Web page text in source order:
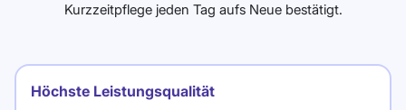
Kurzzeitpflege jeden Tag aufs Neue bestätigt.
Höchste Leistungsqualität